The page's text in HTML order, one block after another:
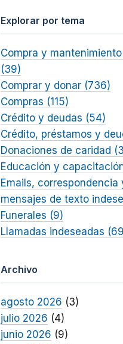
Explorar por tema
Compra y
(39)
Comprar y donar (736)
Compras (115)
Crédito y deudas (54)
Crédito, préstamos y
Donaciones de caridad
Educación y
Emails, correspondencia
mensajes de texto
Funerales (9)
Llamadas indeseadas
Archivo
agosto 2026 (3)
julio 2026 (4)
junio 2026 (9)